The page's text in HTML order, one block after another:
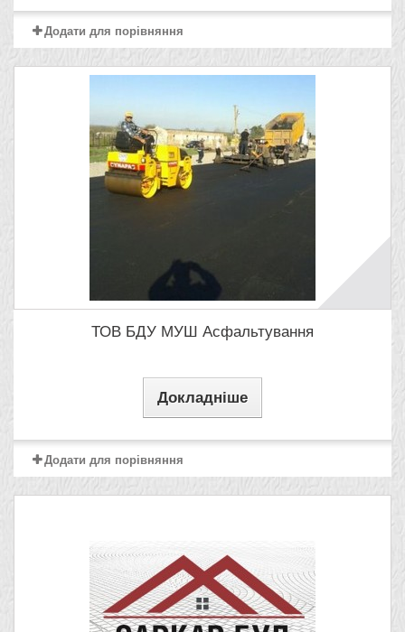
Додати для порівняння
ТОВ БДУ МУШ Асфальтування
Докладніше
Додати для порівняння